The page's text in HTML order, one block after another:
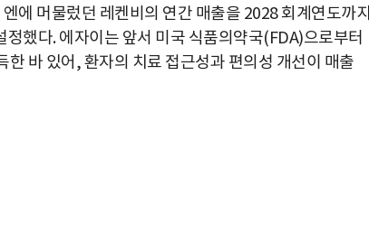
에 머물렀던 레켄비의 연간 매출을 2028 회계연도까지
했다. 에자이는 앞서 미국 식품의약국(FDA)으로부터
바 있어, 환자의 치료 접근성과 편의성 개선이 매출